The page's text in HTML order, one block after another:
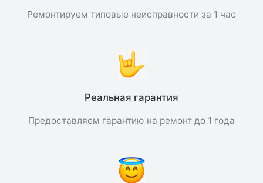
Ремонтируем типовые неисправности за 1 час
Реальная гарантия
Предоставляем гарантию на ремонт до 1 года